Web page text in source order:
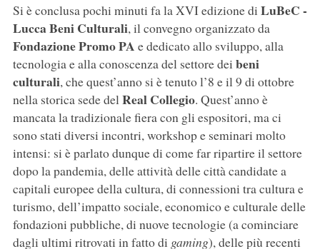
Si è conclusa pochi minuti fa la XVI edizione di LuBeC -
Lucca Beni Culturali, il convegno organizzato da
Fondazione Promo PA e dedicato allo sviluppo, alla
tecnologia e alla conoscenza del settore dei beni
culturali, che quest’anno si è tenuto l’8 e il 9 di ottobre
nella storica sede delReal Collegio. Quest’anno è
mancata la tradizionale fiera con gli espositori, ma ci
sono stati diversi incontri, workshop e seminari molto
intensi: si è parlato dunque di come far ripartire il settore
dopo la pandemia, delle attività delle città candidate a
capitali europee della cultura, di connessioni tra cultura e
turismo, dell’impatto sociale, economico e culturale delle
fondazioni pubbliche, di nuove tecnologie (a cominciare
dagli ultimi ritrovati in fatto di gaming), delle più recenti